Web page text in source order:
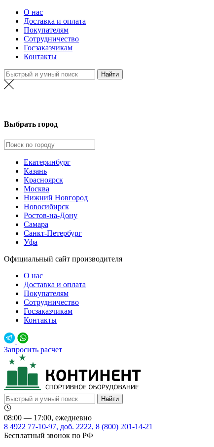
О нас
Доставка и оплата
Покупателям
Сотрудничество
Госзаказчикам
Контакты
Выбрать город
Екатеринбург
Казань
Красноярск
Москва
Нижний Новгород
Новосибирск
Ростов-на-Дону
Самара
Санкт-Петербург
Уфа
Официальный сайт производителя
О нас
Доставка и оплата
Покупателям
Сотрудничество
Госзаказчикам
Контакты
Запросить расчет
08:00 — 17:00, ежедневно
8 4922 77-10-97, доб. 2222, 8 (800) 201-14-21
Бесплатный звонок по РФ